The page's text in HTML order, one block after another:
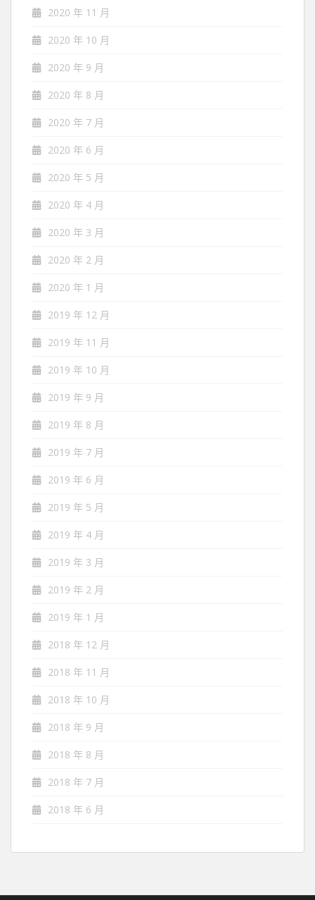
2020 年 11 月
2020 年 10 月
2020 年 9 月
2020 年 8 月
2020 年 7 月
2020 年 6 月
2020 年 5 月
2020 年 4 月
2020 年 3 月
2020 年 2 月
2020 年 1 月
2019 年 12 月
2019 年 11 月
2019 年 10 月
2019 年 9 月
2019 年 8 月
2019 年 7 月
2019 年 6 月
2019 年 5 月
2019 年 4 月
2019 年 3 月
2019 年 2 月
2019 年 1 月
2018 年 12 月
2018 年 11 月
2018 年 10 月
2018 年 9 月
2018 年 8 月
2018 年 7 月
2018 年 6 月